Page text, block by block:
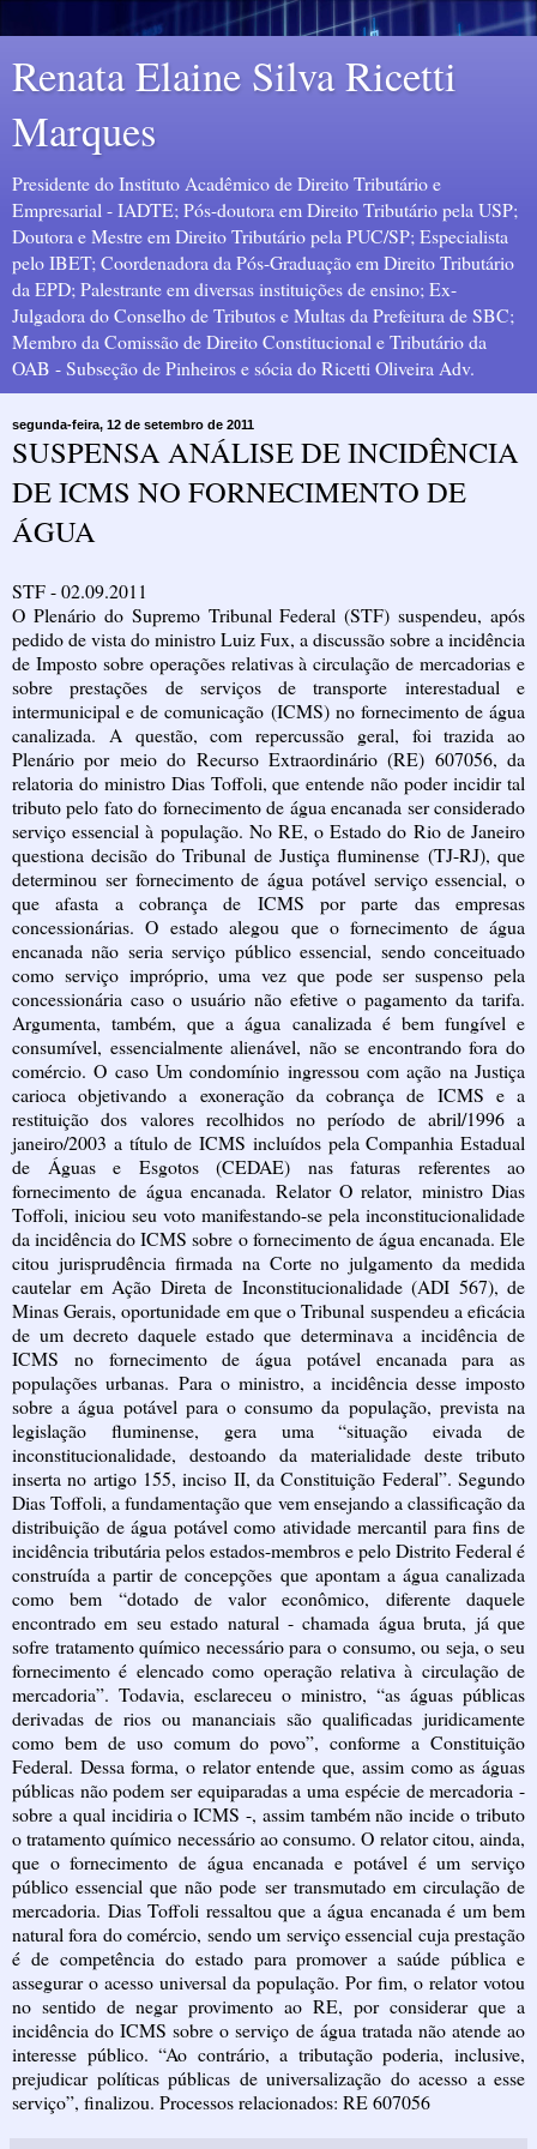
Renata Elaine Silva Ricetti
Marques
Presidente do Instituto Acadêmico de Direito Tributário e
Empresarial - IADTE; Pós-doutora em Direito Tributário pela USP;
Doutora e Mestre em Direito Tributário pela PUC/SP; Especialista
pelo IBET; Coordenadora da Pós-Graduação em Direito Tributário
da EPD; Palestrante em diversas instituições de ensino; Ex-
Julgadora do Conselho de Tributos e Multas da Prefeitura de SBC;
Membro da Comissão de Direito Constitucional e Tributário da
OAB - Subseção de Pinheiros e sócia do Ricetti Oliveira Adv.
segunda-feira, 12 de setembro de 2011
SUSPENSA ANÁLISE DE INCIDÊNCIA
DE ICMS NO FORNECIMENTO DE
ÁGUA
STF - 02.09.2011
O Plenário do Supremo Tribunal Federal (STF) suspendeu, após
pedido de vista do ministro Luiz Fux, a discussão sobre a incidência
de Imposto sobre operações relativas à circulação de mercadorias e
sobre prestações de serviços de transporte interestadual e
intermunicipal e de comunicação (ICMS) no fornecimento de água
canalizada. A questão, com repercussão geral, foi trazida ao
Plenário por meio do Recurso Extraordinário (RE) 607056, da
relatoria do ministro Dias Toffoli, que entende não poder incidir tal
tributo pelo fato do fornecimento de água encanada ser considerado
serviço essencial à população. No RE, o Estado do Rio de Janeiro
questiona decisão do Tribunal de Justiça fluminense (TJ-RJ), que
determinou ser fornecimento de água potável serviço essencial, o
que afasta a cobrança de ICMS por parte das empresas
concessionárias. O estado alegou que o fornecimento de água
encanada não seria serviço público essencial, sendo conceituado
como serviço impróprio, uma vez que pode ser suspenso pela
concessionária caso o usuário não efetive o pagamento da tarifa.
Argumenta, também, que a água canalizada é bem fungível e
consumível, essencialmente alienável, não se encontrando fora do
comércio. O caso Um condomínio ingressou com ação na Justiça
carioca objetivando a exoneração da cobrança de ICMS e a
restituição dos valores recolhidos no período de abril/1996 a
janeiro/2003 a título de ICMS incluídos pela Companhia Estadual
de Águas e Esgotos (CEDAE) nas faturas referentes ao
fornecimento de água encanada. Relator O relator, ministro Dias
Toffoli, iniciou seu voto manifestando-se pela inconstitucionalidade
da incidência do ICMS sobre o fornecimento de água encanada. Ele
citou jurisprudência firmada na Corte no julgamento da medida
cautelar em Ação Direta de Inconstitucionalidade (ADI 567), de
Minas Gerais, oportunidade em que o Tribunal suspendeu a eficácia
de um decreto daquele estado que determinava a incidência de
ICMS no fornecimento de água potável encanada para as
populações urbanas. Para o ministro, a incidência desse imposto
sobre a água potável para o consumo da população, prevista na
legislação fluminense, gera uma “situação eivada de
inconstitucionalidade, destoando da materialidade deste tributo
inserta no artigo 155, inciso II, da Constituição Federal”. Segundo
Dias Toffoli, a fundamentação que vem ensejando a classificação da
distribuição de água potável como atividade mercantil para fins de
incidência tributária pelos estados-membros e pelo Distrito Federal é
construída a partir de concepções que apontam a água canalizada
como bem “dotado de valor econômico, diferente daquele
encontrado em seu estado natural - chamada água bruta, já que
sofre tratamento químico necessário para o consumo, ou seja, o seu
fornecimento é elencado como operação relativa à circulação de
mercadoria”. Todavia, esclareceu o ministro, “as águas públicas
derivadas de rios ou mananciais são qualificadas juridicamente
como bem de uso comum do povo”, conforme a Constituição
Federal. Dessa forma, o relator entende que, assim como as águas
públicas não podem ser equiparadas a uma espécie de mercadoria -
sobre a qual incidiria o ICMS -, assim também não incide o tributo
o tratamento químico necessário ao consumo. O relator citou, ainda,
que o fornecimento de água encanada e potável é um serviço
público essencial que não pode ser transmutado em circulação de
mercadoria. Dias Toffoli ressaltou que a água encanada é um bem
natural fora do comércio, sendo um serviço essencial cuja prestação
é de competência do estado para promover a saúde pública e
assegurar o acesso universal da população. Por fim, o relator votou
no sentido de negar provimento ao RE, por considerar que a
incidência do ICMS sobre o serviço de água tratada não atende ao
interesse público. “Ao contrário, a tributação poderia, inclusive,
prejudicar políticas públicas de universalização do acesso a esse
serviço”, finalizou. Processos relacionados: RE 607056